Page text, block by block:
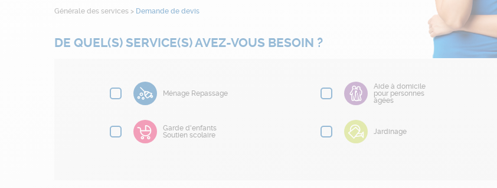
Générale des services > Demande de devis
DE QUEL(S) SERVICE(S) AVEZ-VOUS BESOIN ?
Ménage Repassage
Aide à domicile
pour personnes
âgées
Garde d'enfants
Soutien scolaire
Jardinage